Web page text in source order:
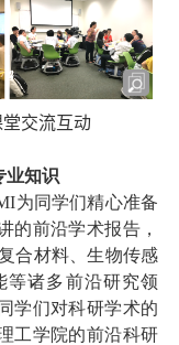
交流互动
知识
为同学们精心准备
的前沿学术报告，
合材料、生物传感
等诸多前沿研究领
学们对科研学术的
工学院的前沿科研